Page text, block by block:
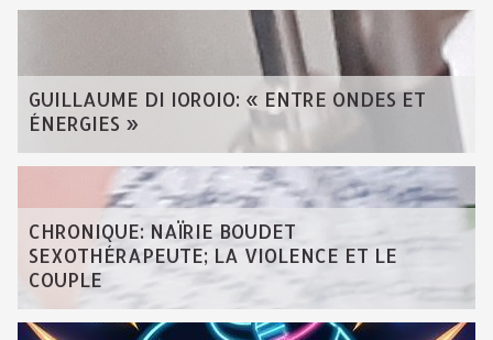
GUILLAUME DI IOROIO: « ENTRE ONDES ET
ÉNERGIES »
CHRONIQUE: NAÏRIE BOUDET
SEXOTHÉRAPEUTE; LA VIOLENCE ET LE
COUPLE